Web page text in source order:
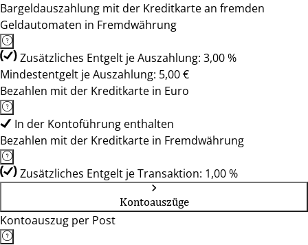
Bargeldauszahlung mit der Kreditkarte an fremden
Geldautomaten in Fremdwährung
Zusätzliches Entgelt je Auszahlung: 3,00 %
Mindestentgelt je Auszahlung: 5,00 €
Bezahlen mit der Kreditkarte in Euro
In der Kontoführung enthalten
Bezahlen mit der Kreditkarte in Fremdwährung
Zusätzliches Entgelt je Transaktion: 1,00 %
Kontoauszüge
Kontoauszug per Post